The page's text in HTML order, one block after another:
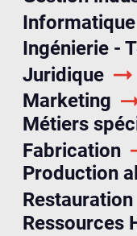
Informatique
Ingénierie -
Juridique
Marketing
Métiers
Fabrication
Production
Restauration
Ressources